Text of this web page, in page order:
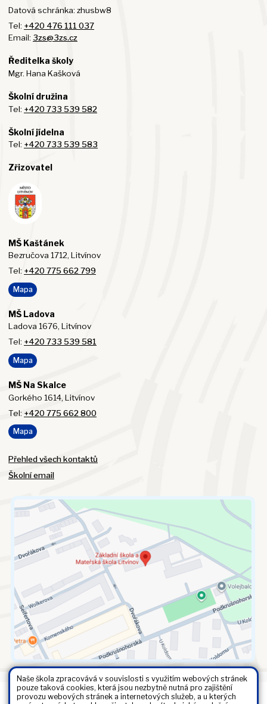
Datová schránka: zhusbw8
Tel: +420 476 111 037
Email: 3zs@3zs.cz
Ředitelka školy
Mgr. Hana Kašková
Školní družina
Tel: +420 733 539 582
Školní jídelna
Tel: +420 733 539 583
Zřizovatel
MŠ Kaštánek
Bezručova 1712, Litvínov
Tel: +420 775 662 799
Mapa
MŠ Ladova
Ladova 1676, Litvínov
Tel: +420 733 539 581
Mapa
MŠ Na Skalce
Gorkého 1614, Litvínov
Tel: +420 775 662 800
Mapa
Přehled všech kontaktů
Školní email
Všechna práva vyhrazena. Copyright © 2026 |Mapa stránek
Naše škola zpracovává v souvislosti s využitím webových stránek
pouze taková cookies, která jsou nezbytně nutná pro zajištění
provozu webových stránek a internetových služeb, a u kterých